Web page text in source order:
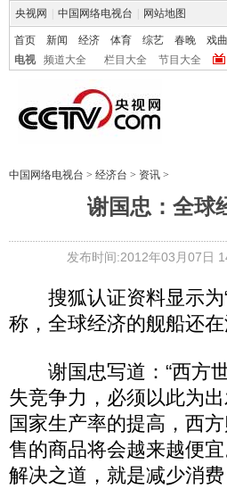
央视网 中国网络电视台 网站地图
首页 新闻 经济 体育 综艺 春晚 戏曲
电视
频道大全 栏目大全 节目大全
中国网络电视台 > 经济台 > 资讯 >
谢国忠：全球
发布时间:2012年03月07日
搜狐认证资料显示为“
称，全球经济的舰船还
谢国忠写道：“西方世
失竞争力，必须以此为
国家生产率的提高，西
售的商品将会越来越便
解决之道，就是减少消